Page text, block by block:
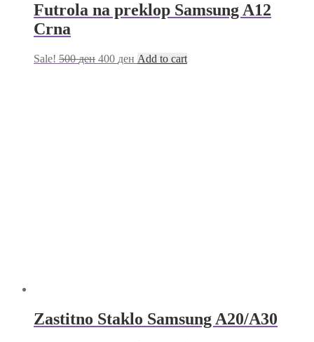
Futrola na preklop Samsung A12
Crna
Sale! 500ден 400 ден Add to cart
Zastitno Staklo Samsung A20/A30